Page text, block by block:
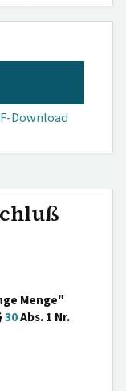
Download
Menge"
30Abs. 1 Nr.